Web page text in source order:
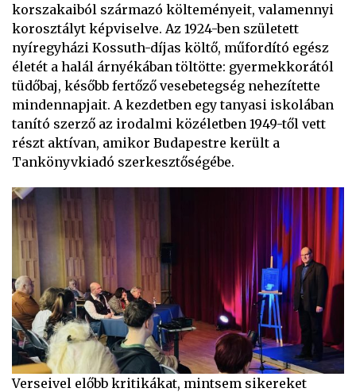
korszakaiból származó költeményeit, valamennyi
korosztályt képviselve. Az 1924-ben született
nyíregyházi Kossuth-díjas költő, műfordító egész
életét a halál árnyékában töltötte: gyermekkorától
tüdőbaj, később fertőző vesebetegség nehezítette
mindennapjait. A kezdetben egy tanyasi iskolában
tanító szerző az irodalmi közéletben 1949-től vett
részt aktívan, amikor Budapestre került a
Tankönyvkiadó szerkesztőségébe.
Verseivel előbb kritikákat, mintsem sikereket